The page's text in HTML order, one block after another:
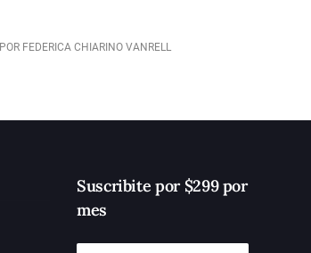
POR FEDERICA CHIARINO VANRELL
Suscribite por $299 por
mes